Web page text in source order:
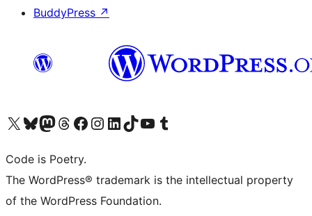
BuddyPress ↗
Visita il nostro account X (ex Twitter)
Visita il nostro account Bluesky
Visita il nostro account Mastodon
Visita il nostro account Threads
Visita la nostra pagina Facebook
Visita il nostro account Instagram
Visita il nostro account LinkedIn
Visita il nostro account TikTok
Visita il nostro canale YouTube
Visita il nostro account Tumblr
Code is Poetry.
The WordPress® trademark is the intellectual property
of the WordPress Foundation.